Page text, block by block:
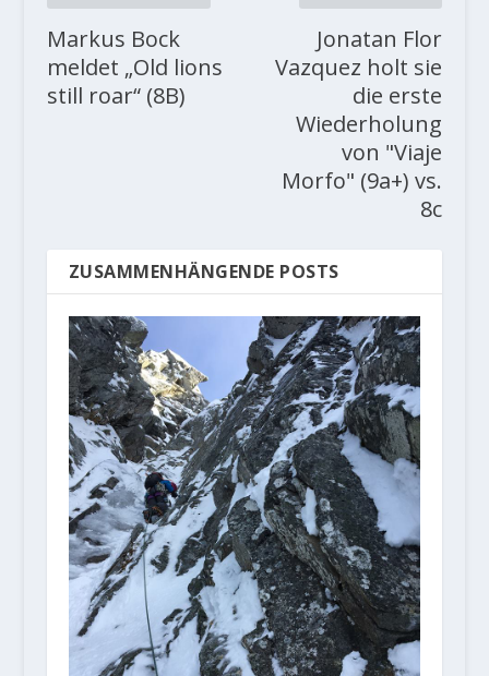
Markus Bock
meldet „Old lions
still roar“ (8B)
Jonatan Flor
Vazquez holt sie
die erste
Wiederholung
von "Viaje
Morfo" (9a+) vs.
8c
ZUSAMMENHÄNGENDE POSTS